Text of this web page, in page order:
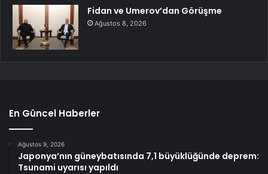
Fidan ve Umerov’dan Görüşme
Ağustos 8, 2026
En Güncel Haberler
Ağustos 9, 2026
Japonya’nın güneybatısında 7,1 büyüklüğünde deprem:
Tsunami uyarısı yapıldı